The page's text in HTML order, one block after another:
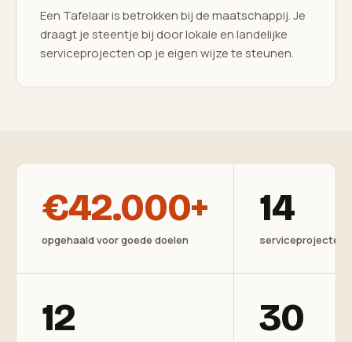
Een Tafelaar is betrokken bij de maatschappij. Je
draagt je steentje bij door lokale en landelijke
serviceprojecten op je eigen wijze te steunen.
€42.000+
opgehaald voor goede doelen
14
serviceprojecten
12 30